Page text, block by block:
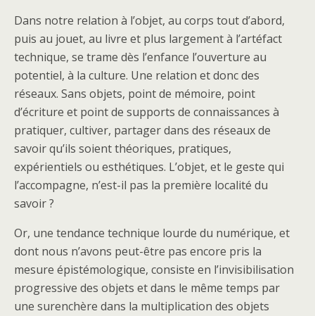
Dans notre relation à l’objet, au corps tout d’abord,
puis au jouet, au livre et plus largement à l’artéfact
technique, se trame dès l’enfance l’ouverture au
potentiel, à la culture. Une relation et donc des
réseaux. Sans objets, point de mémoire, point
d’écriture et point de supports de connaissances à
pratiquer, cultiver, partager dans des réseaux de
savoir qu’ils soient théoriques, pratiques,
expérientiels ou esthétiques. L’objet, et le geste qui
l’accompagne, n’est-il pas la première localité du
savoir ?
Or, une tendance technique lourde du numérique, et
dont nous n’avons peut-être pas encore pris la
mesure épistémologique, consiste en l’invisibilisation
progressive des objets et dans le même temps par
une surenchère dans la multiplication des objets